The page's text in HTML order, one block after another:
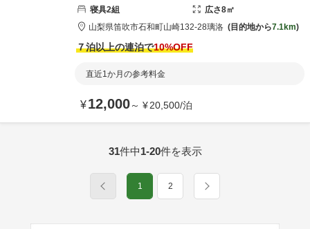
寝具2組 広さ8㎡
山梨県笛吹市石和町山崎132-28璃洛 目的地から7.1km
７泊以上の連泊で10%OFF
直近1か月の参考料金
¥12,000～ ¥20,500/泊
31件中1-20件を表示
1 2